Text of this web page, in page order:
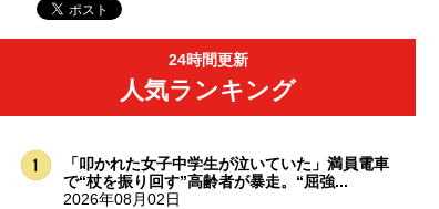
24時間更新
人気ランキング
「叩かれた女子中学生が泣いていた」満員電車
で“杖を振り回す”高齢者が暴走。“屈強...
2026年08月02日